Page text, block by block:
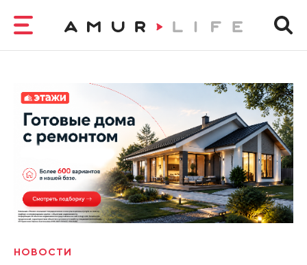
НОВОСТИ